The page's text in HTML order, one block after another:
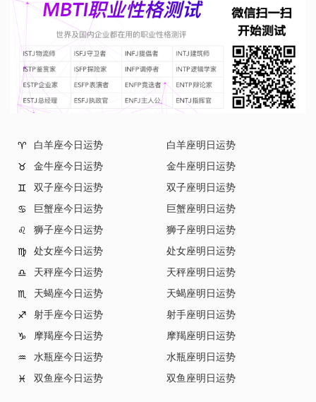
♈ 白羊座今日运势
白羊座明日运势
♉
金牛座今日运势
金牛座明日运势
♊
双子座今日运势
双子座明日运势
♋
巨蟹座今日运势
巨蟹座明日运势
♌
狮子座今日运势
狮子座明日运势
♍
处女座今日运势
处女座明日运势
♎
天秤座今日运势
天秤座明日运势
♏
天蝎座今日运势
天蝎座明日运势
♐
射手座今日运势
射手座明日运势
♑
摩羯座今日运势
摩羯座明日运势
♒
水瓶座今日运势
水瓶座明日运势
♓
双鱼座今日运势 双鱼座明日运势